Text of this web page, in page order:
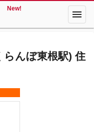
New! menu
らんぼ東根駅) 住